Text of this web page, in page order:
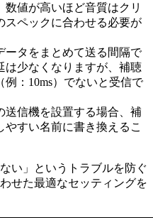
値が高いほど音質はクリ
スペックに合わせる必要が
ータをまとめて送る間隔で
は少なくなりますが、補聴
：10ms）でないと受信で
送信機を設置する場合、補
すい名前に書き換えるこ
い」というトラブルを防ぐ
せた最適なセッティングを